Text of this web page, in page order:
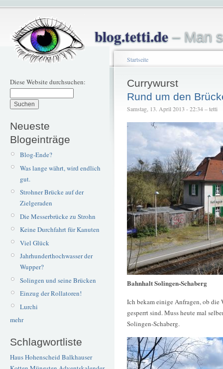
blog.tetti.de– Man
Diese Website durchsuchen:
Neueste
Blogeinträge
Blog-Ende?
Was lange währt, wird endlich
gut.
Strohner Brücke auf der
Zielgeraden
Die Messerbrücke zu Strohn
Keine Durchfahrt für Kanuten
Viel Glück
Jahrhunderthochwasser der
Wupper?
Solingen und seine Brücken
Einzug der Rollatoren!
Lurchi
mehr
Schlagwortliste
Haus Hohenscheid Balkhauser
Startseite
Currywurst
Rund um den
Samstag, 13. April 2013 - 22:34 – tetti
Bahnhalt Solingen-Schaberg
Ich bekam einige Anfragen, ob die
gesperrt sind. Muss heute mal
Solingen-Schaberg.